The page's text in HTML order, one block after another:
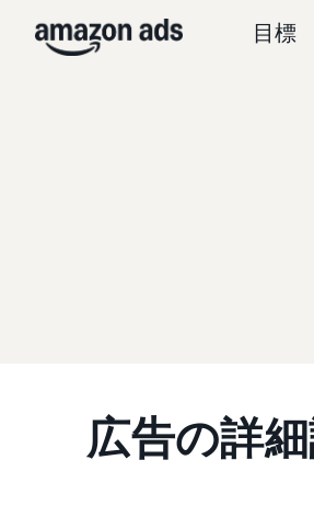
目標
広告の詳